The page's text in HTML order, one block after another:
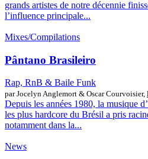
grands artistes de notre décennie
l’influence principale...
Mixes/Compilations
Pântano Brasileiro
Rap, RnB & Baile Funk
par Jocelyn Anglemort & Oscar Courvoisier,
Depuis les années 1980, la musique
les plus hardcore du Brésil a pris
notamment dans la...
News